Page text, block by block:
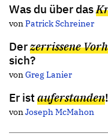
Was du über das
von Patrick Schreiner
Derzerrissene
sich?
von Greg Lanier
Er istauferstanden!
von Joseph McMahon